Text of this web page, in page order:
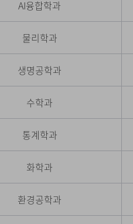
AI융합학과
물리학과
생명공학과
수학과
통계학과
화학과
환경공학과